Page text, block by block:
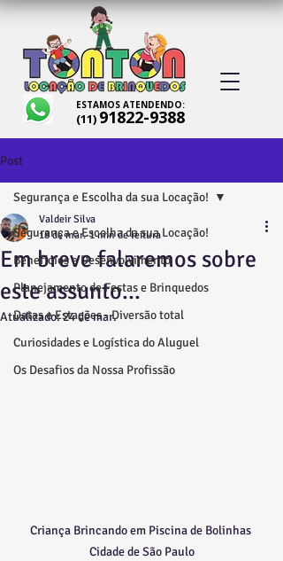
ESTAMOS ATENDENDO:
(11) 91822-9388
Post
Segurança e Escolha da sua Locação!
Benefícios e Desenvolvimento
Planejamento de Festas e Brinquedos
Datas e Estações - Diversão total
Curiosidades e Logística do Aluguel
Os Desafios da Nossa Profissão
Segurança e Escolha da sua Locação!
Em breve falaremos sobre
este assunto...
Valdeir Silva
18 de mar. 1 min de leitura
Atualizado:24 de mar.
Criança Brincando em Piscina de Bolinhas
Cidade de São Paulo